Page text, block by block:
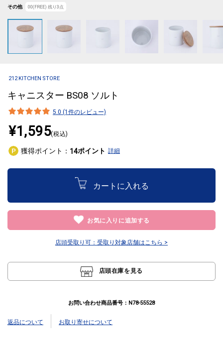
その他 00(FREE) 残り3点
212 KITCHEN STORE
キャニスター BS08 ソルト
5.0 (1件のレビュー)
¥1,595(税込)
獲得ポイント： 14ポイント 詳細
カートに入れる
お気に入りに追加する
店頭受取り可： 受取り対象店舗はこちら >
店頭在庫を見る
お問い合わせ商品番号： N78-55528
返品について お取り寄せについて